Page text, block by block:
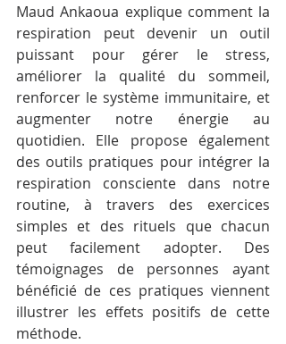
Maud Ankaoua explique comment la
respiration peut devenir un outil
puissant pour gérer le stress,
améliorer la qualité du sommeil,
renforcer le système immunitaire, et
augmenter notre énergie au
quotidien. Elle propose également
des outils pratiques pour intégrer la
respiration consciente dans notre
routine, à travers des exercices
simples et des rituels que chacun
peut facilement adopter. Des
témoignages de personnes ayant
bénéficié de ces pratiques viennent
illustrer les effets positifs de cette
méthode.